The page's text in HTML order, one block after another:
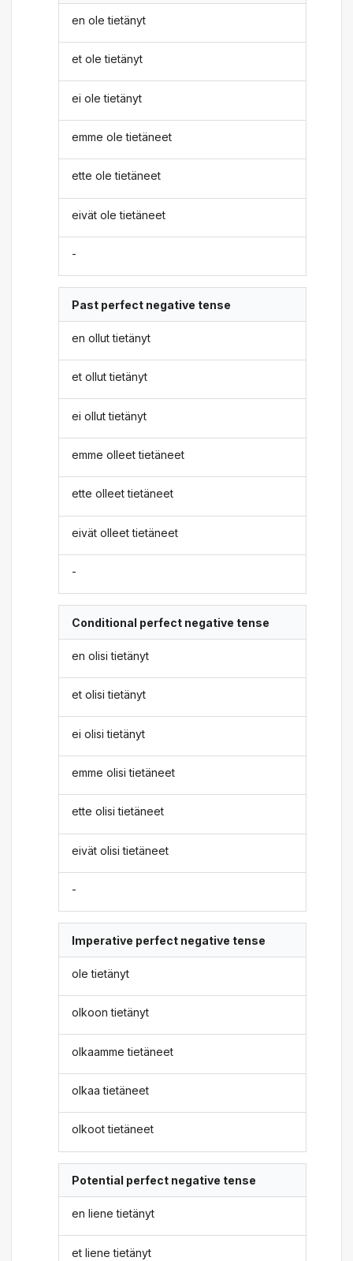
en ole tietänyt
et ole tietänyt
ei ole tietänyt
emme ole tietäneet
ette ole tietäneet
eivät ole tietäneet
-
Past perfect negative tense
en ollut tietänyt
et ollut tietänyt
ei ollut tietänyt
emme olleet tietäneet
ette olleet tietäneet
eivät olleet tietäneet
-
Conditional perfect negative tense
en olisi tietänyt
et olisi tietänyt
ei olisi tietänyt
emme olisi tietäneet
ette olisi tietäneet
eivät olisi tietäneet
-
Imperative perfect negative tense
ole tietänyt
olkoon tietänyt
olkaamme tietäneet
olkaa tietäneet
olkoot tietäneet
Potential perfect negative tense
en liene tietänyt
et liene tietänyt